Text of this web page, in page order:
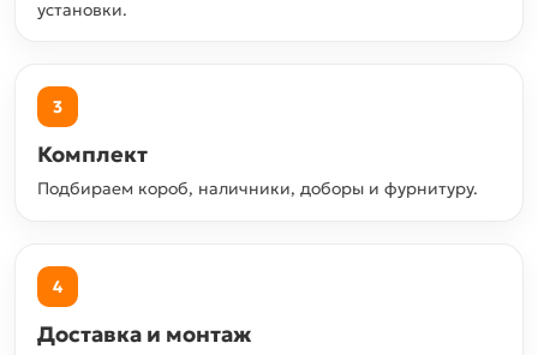
установки.
3
Комплект
Подбираем короб, наличники, доборы и фурнитуру.
4
Доставка и монтаж